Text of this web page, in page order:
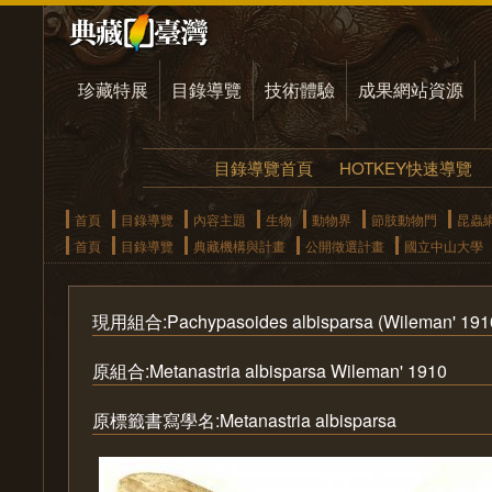
珍藏特展 目錄導覽 技術體驗 成果網站資源
目錄導覽首頁 HOTKEY快速導覽
首頁 目錄導覽 內容主題 生物 動物界 節肢動物門
昆蟲
首頁
目錄導覽 典藏機構與計畫 公開徵選計畫 國立中山大學
現用組合:Pachypasoides albisparsa (Wileman'
原組合:Metanastria albisparsa Wileman' 1910
原標籤書寫學名:Metanastria albisparsa